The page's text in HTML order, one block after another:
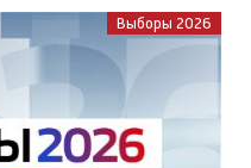
Выборы 2026